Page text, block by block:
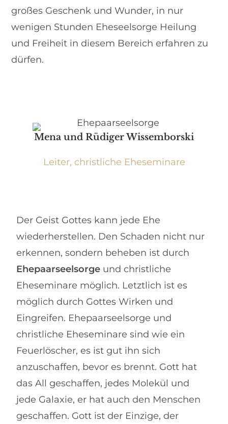
großes Geschenk und Wunder, in nur
wenigen Stunden Eheseelsorge Heilung
und Freiheit in diesem Bereich erfahren zu
dürfen.
Der Geist Gottes kann jede Ehe
wiederherstellen. Den Schaden nicht nur
erkennen, sondern beheben ist durch
Ehepaarseelsorge und christliche
Eheseminare möglich. Letztlich ist es
möglich durch Gottes Wirken und
Eingreifen. Ehepaarseelsorge und
christliche Eheseminare sind wie ein
Feuerlöscher, es ist gut ihn sich
anzuschaffen, bevor es brennt. Gott hat
das All geschaffen, jedes Molekül und
jede Galaxie, er hat auch den Menschen
geschaffen. Gott ist der Einzige, der
Mena und Rüdiger Wissemborski
Leiter, christliche Eheseminare